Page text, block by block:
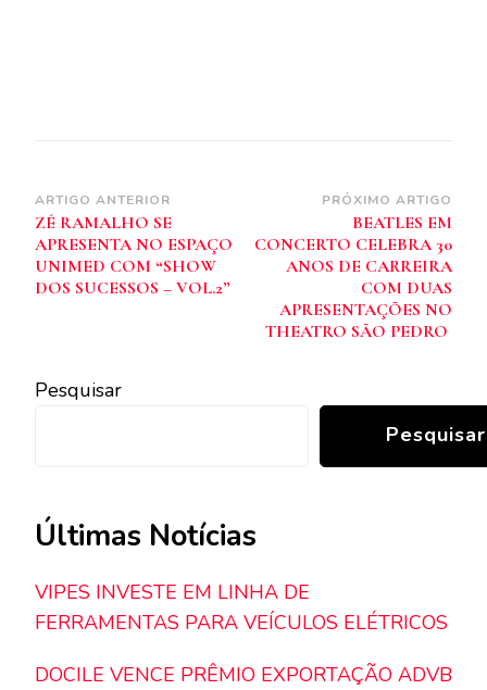
Navegação
de
post
ARTIGO ANTERIOR
ZÉ RAMALHO SE
APRESENTA NO ESPAÇO
UNIMED COM “SHOW
DOS SUCESSOS – VOL.2”
PRÓXIMO ARTIGO
BEATLES EM
CONCERTO CELEBRA 30
ANOS DE CARREIRA
COM DUAS
APRESENTAÇÕES NO
THEATRO SÃO PEDRO
Pesquisar
Pesquisar
Últimas Notícias
VIPES INVESTE EM LINHA DE
FERRAMENTAS PARA VEÍCULOS ELÉTRICOS
DOCILE VENCE PRÊMIO EXPORTAÇÃO ADVB